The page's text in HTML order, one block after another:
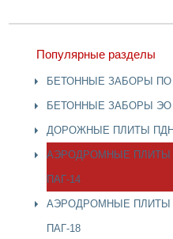
Популярные разделы
БЕТОННЫЕ ЗАБОРЫ ПО
БЕТОННЫЕ ЗАБОРЫ ЭО
ДОРОЖНЫЕ ПЛИТЫ ПДН
АЭРОДРОМНЫЕ ПЛИТЫ
ПАГ-14
АЭРОДРОМНЫЕ ПЛИТЫ
ПАГ-18